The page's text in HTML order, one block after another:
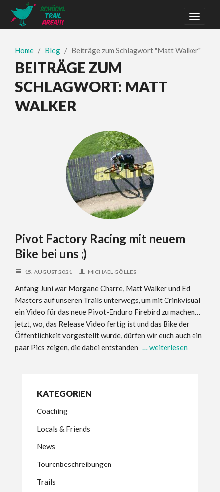
Home Blog Beiträge zum Schlagwort "Matt Walker"
BEITRÄGE ZUM
SCHLAGWORT: MATT
WALKER
Pivot Factory Racing mit neuem
Bike bei uns ;)
15. AUGUST 2021 MICHAEL GÖLLES
Anfang Juni war Morgane Charre, Matt Walker und Ed
Masters auf unseren Trails unterwegs, um mit Crinkvisual
ein Video für das neue Pivot-Enduro Firebird zu machen…
jetzt, wo, das Release Video fertig ist und das Bike der
Öffentlichkeit vorgestellt wurde, dürfen wir euch auch ein
paar Pics zeigen, die dabei entstanden … weiterlesen
KATEGORIEN
Coaching
Locals & Friends
News
Tourenbeschreibungen
Trails